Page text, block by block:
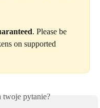
. Please be
on supported
twoje pytanie?